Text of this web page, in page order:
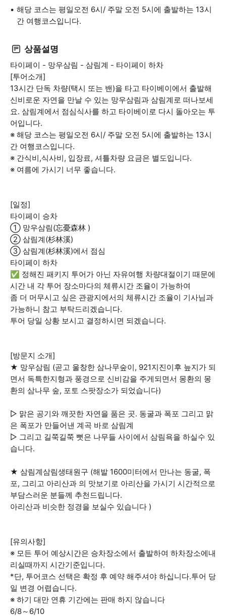
해당 코스는 평일오전 6시/ 주말 오전 5시에 출발하는 13시
간 여행코스입니다.
상품설명
타이페이 - 망우삼림 - 삼림계 - 타이페이 하차
[투어소개]
13시간 단독 차량(택시 또는 밴)을 타고 타이베이에서 출발해
신비로운 자연을 만날 수 있는 망우삼림과 삼림계로 떠나보세
요. 삼림계에서 점심식사를 하고 타이베이로 다시 돌아오는 투
어입니다.
※ 해당 코스는 평일오전 6시/ 주말 오전 5시에 출발하는 13시
간 여행코스입니다.
※ 간식비,식사비, 입장료, 셔틀차량 요금은 별도입니다.
※ 여름에 가시기 너무 좋습니다.
[일정]
타이페이 승차
① 망우삼림(忘憂森林 )
② 삼림계(杉林溪)
③ 삼림계(杉林溪)에서 점심
타이페이 하차
✅ 정해진 패키지 투어가 아닌 자유여행 차량대절이기 때문에
시간 내 각 투어 장소마다의 체류시간 조율이 가능하여
좀 더 머무시고 싶은 관광지에서의 체류시간 조율이 기사님과
가능하니 참고 부탁드리겠습니다.
투어 당일 상황 보시고 결정하시면 되겠습니다.
[방문지 소개]
★ 망우삼림 (곧고 울창한 삼나무숲이, 921지진이후 늪지가 되
면서 독특한지형과 풍경으로 신비감을 주게되면서 몽환의 몽
환의 삼나무 숲, 포토 스팟장소가 되었습니다)
▷ 맑은 공기와 깨끗한 자연을 품은 곳. 동굴과 폭포 그리고 맑
은 폭포가 만들어낸 계곡 바로 삼림계
▷ 그리고 길쭉길쭉 뻣은 나무들 사이에서 삼림욕을 하실수 있
습니다.
★ 삼림계삼림생태원구 (해발 1600미터에서 만나는 동굴, 폭
포, 그리고 아리산과 의 맛보기로 아리산을 가시기 시간적으로
부담스러운 분들께 추천드립니다.
아리산과 비슷한 정경을 보실수 있습니다 )
[유의사항]
※ 모든 투어 예상시간은 승차장소에서 출발하여 하차장소에내
리실때까지 시간기준입니다.
*단, 투어코스 선택은 확정 후 예약 해주셔야 하십니다.투어 당
일 변경 어렵습니다.
※ 하기 대만 연휴 기간에는 판매 하지 않습니다
6/8～6/10